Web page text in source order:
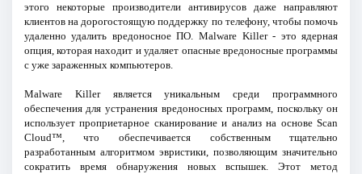
этого некоторые производители антивирусов даже направляют
клиентов на дорогостоящую поддержку по телефону, чтобы помочь
удаленно удалить вредоносное ПО. Malware Killer - это ядерная
опция, которая находит и удаляет опасные вредоносные программы
с уже зараженных компьютеров.
Malware Killer является уникальным среди программного
обеспечения для устранения вредоносных программ, поскольку он
использует проприетарное сканирование и анализ на основе Scan
Cloud™, что обеспечивается собственным тщательно
разработанным алгоритмом эвристики, позволяющим значительно
сократить время обнаружения новых вспышек. Этот метод